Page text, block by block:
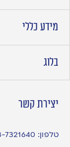
מידע כללי
בלוג
יצירת קשר
טלפון: 7321640